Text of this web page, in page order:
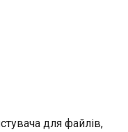
для файлів,